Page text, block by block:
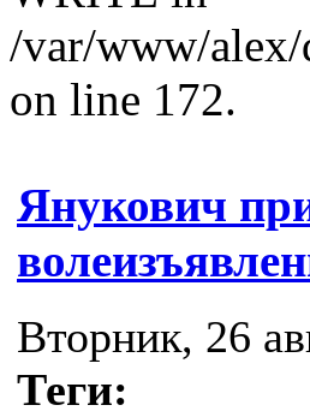
/var/www/alex/
on line 172.
Янукович
Вторник, 26
Теги: